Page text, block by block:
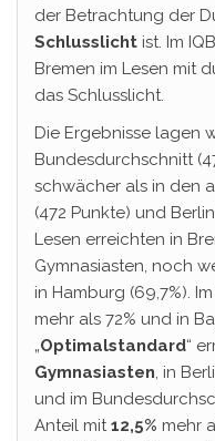
der Betrachtung der
Schlusslicht ist. Im
Bremen im Lesen mit
das Schlusslicht.
Die Ergebnisse lagen
Bundesdurchschnitt
schwächer als in den
(472 Punkte) und
Lesen erreichten in
Gymnasiasten, noch
in Hamburg (69,7%).
mehr als 72% und in
„Optimalstandard“
Gymnasiasten, in
und im
Anteil mit12,5% mehr